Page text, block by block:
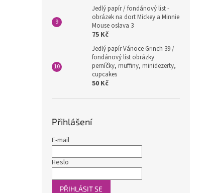
Jedlý papír / fondánový list -
obrázek na dort Mickey a Minnie
Mouse oslava 3
75 Kč
Jedlý papír Vánoce Grinch 39 /
fondánový list obrázky
perníčky, muffiny, minidezerty,
cupcakes
50 Kč
Přihlášení
E-mail
Heslo
PŘIHLÁSIT SE